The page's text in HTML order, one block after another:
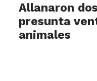
Allanaron
presunta
animales